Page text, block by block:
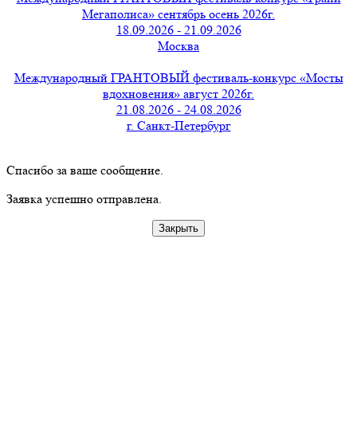
Мегаполиса» сентябрь осень 2026г.
18.09.2026 - 21.09.2026
Москва
Международный ГРАНТОВЫЙ фестиваль-конкурс «Мосты
вдохновения» август 2026г.
21.08.2026 - 24.08.2026
г. Санкт-Петербург
Спасибо за ваше сообщение.
Заявка успешно отправлена.